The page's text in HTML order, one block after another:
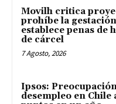
Movilh critica
prohíbe la
establece penas de
de cárcel
7 Agosto, 2026
Ipsos:
desempleo en Chile